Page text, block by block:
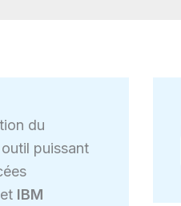
du
puissant
IBM